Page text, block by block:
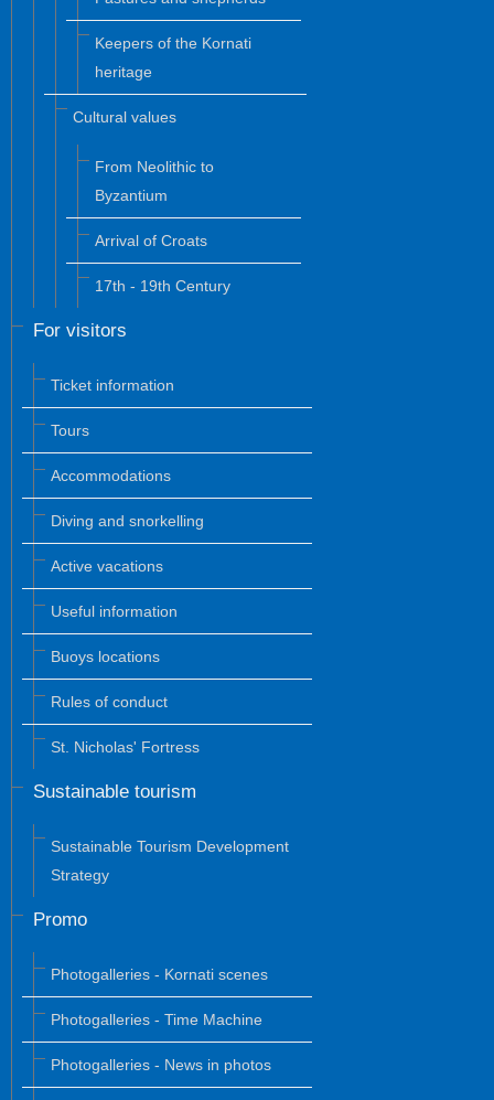
Keepers of the Kornati
heritage
Cultural values
From Neolithic to
Byzantium
Arrival of Croats
17th - 19th Century
For visitors
Ticket information
Tours
Accommodations
Diving and snorkelling
Active vacations
Useful information
Buoys locations
Rules of conduct
St. Nicholas' Fortress
Sustainable tourism
Sustainable Tourism Development
Strategy
Promo
Photogalleries - Kornati scenes
Photogalleries - Time Machine
Photogalleries - News in photos